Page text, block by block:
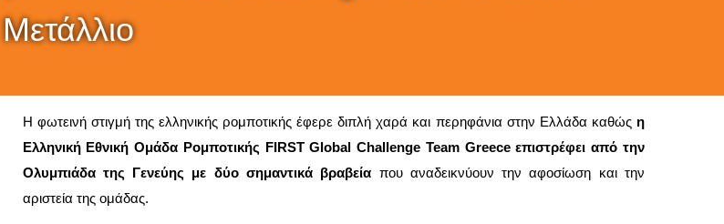
Η φωτεινή στιγμή της ελληνικής ρομποτικής έφερε διπλή χαρά και περηφάνια στην Ελλάδα καθώςη
Ελληνική Εθνική Ομάδα Ρομποτικής FIRST Global Challenge Team Greece επιστρέφει από την
Ολυμπιάδα της Γενεύης με δύο σημαντικά βραβεία που αναδεικνύουν την αφοσίωση και την
αριστεία της ομάδας.